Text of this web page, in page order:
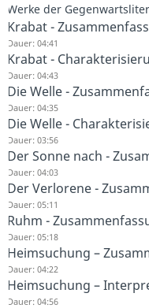
Werke der
Krabat -
Dauer: 04:41
Krabat -
Dauer: 04:43
Die Welle -
Dauer: 04:35
Die Welle -
Dauer: 03:56
Der Sonne nach -
Dauer: 04:03
Der Verlorene -
Dauer: 05:11
Ruhm -
Dauer: 05:18
Heimsuchung –
Dauer: 04:22
Heimsuchung –
Dauer: 04:56